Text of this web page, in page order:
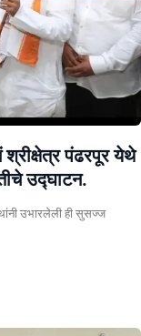
श्रीक्षेत्र पंढरपूर येथे
उद्घाटन.
उभारलेली ही सुसज्ज